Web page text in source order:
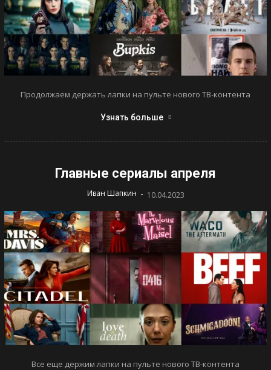
Продолжаем держать лапки на пульте нового ТВ-контента
Узнать больше
Главные сериалы апреля
Иван Шапкин - 10.04.2023
Все еще держим лапки на пульте нового ТВ-контента